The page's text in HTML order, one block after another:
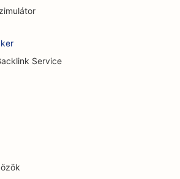
számára
és padlóburkoló üzletek számára
számára
számára
számára
Service